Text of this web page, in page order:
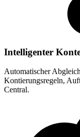
Intelligenter
Automatischer
Kontierungsregeln,
Central.